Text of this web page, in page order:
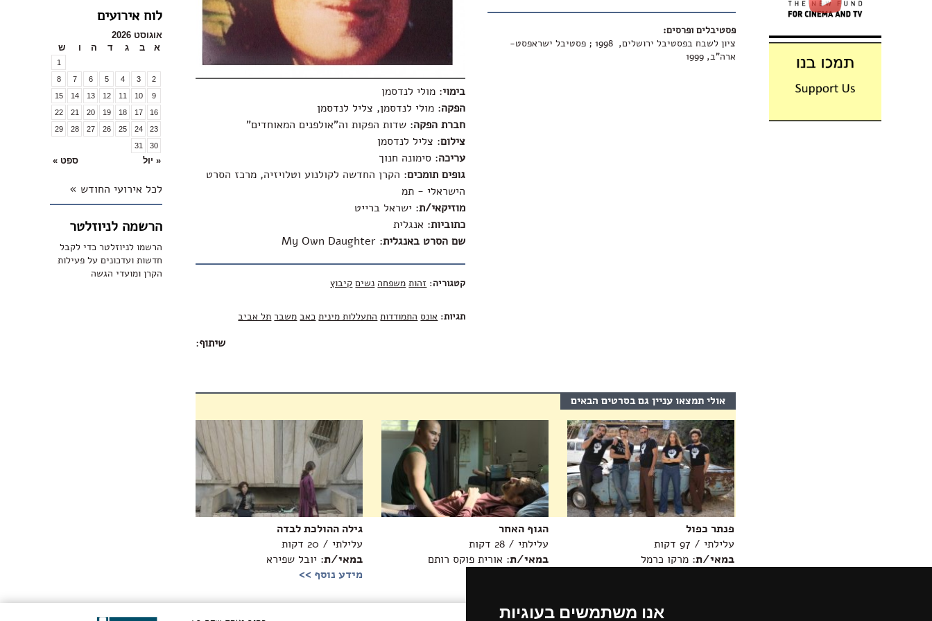
אנו משתמשים בעוגיות
לוח אירועים
אוגוסט 2026
א
ב ג ד ה ו ש
1
2
3
4
5
6
7
8
9
10
11
12
13
14
15
16
17
18
19
20
21
22
23
24
25
26
27
28
29
30
31
« יול ספט »
לכל אירועי החודש »
הרשמה לניוזלטר
הרשמו לניוזלטר כדי לקבל
חדשות ועדכונים על פעילות
הקרן ומועדי הגשה
פסטיבלים ופרסים:
ציון לשבח בפסטיבל ירושלים, 1998 ; פסטיבל ישראפסט-
ארה"ב, 1999
בימוי: מולי לנדסמן
הפקה: מולי לנדסמן, צליל לנדסמן
חברת הפקה: שדות הפקות וה"אולפנים המאוחדים"
צילום: צליל לנדסמן
עריכה: סימונה חנוך
גופים תומכים: הקרן החדשה לקולנוע וטלויזיה, מרכז הסרט
הישראלי - תמ
מוזיקאי/ת: ישראל ברייט
כתוביות: אנגלית
שם הסרט באנגלית:
My Own Daughter
קטגוריה: זהות משפחה נשים קיבוץ
תגיות: אונס התמודדות התעללות מינית כאב משבר תל אביב
שיתוף:
אולי תמצאו עניין גם בסרטים הבאים
גילה ההולכת לבדה
עלילתי / 20 דקות
במאי/ת: יובל שפירא
מידע נוסף >>
הגוף האחר
עלילתי / 28 דקות
במאי/ת: אורית פוקס רותם
פנתר כפול
עלילתי / 97 דקות
במאי/ת: מרקו כרמל